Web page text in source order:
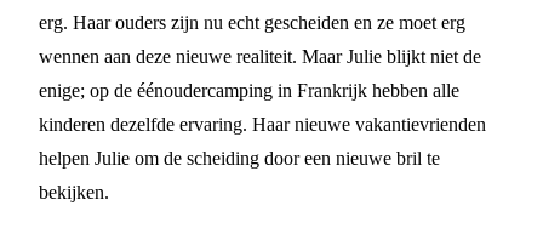
erg. Haar ouders zijn nu echt gescheiden en ze moet erg
wennen aan deze nieuwe realiteit. Maar Julie blijkt niet de
enige; op de éénoudercamping in Frankrijk hebben alle
kinderen dezelfde ervaring. Haar nieuwe vakantievrienden
helpen Julie om de scheiding door een nieuwe bril te
bekijken.